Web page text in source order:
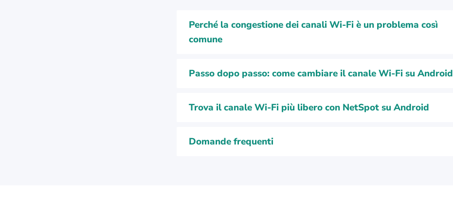
Perché la congestione dei canali Wi-Fi è un problema così
comune
Passo dopo passo: come cambiare il canale Wi-Fi su Android
Trova il canale Wi‑Fi più libero con NetSpot su Android
Domande frequenti